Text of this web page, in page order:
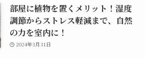
部屋に植物を置くメリット！湿度
調節からストレス軽減まで、自然
の力を室内に！
2024年3月31日